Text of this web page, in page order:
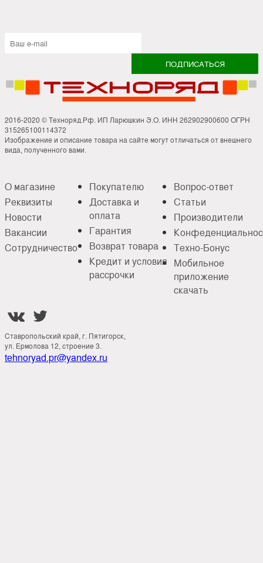
2016-2020 © Техноряд.Рф. ИП Ларюшкин Э.О. ИНН 262902900600 ОГРН
315265100114372
Изображение и описание товара на сайте могут отличаться от внешнего
вида, полученного вами.
О магазине
Реквизиты
Новости
Вакансии
Сотрудничество
Покупателю
Доставка и
оплата
Гарантия
Возврат товара
Кредит и условия
рассрочки
Вопрос-ответ
Статьи
Производители
Техно-Бонус
Мобильное
приложение
скачать
 
Ставропольский край, г. Пятигорск,
ул. Ермолова 12, строение 3.
tehnoryad.pr@yandex.ru